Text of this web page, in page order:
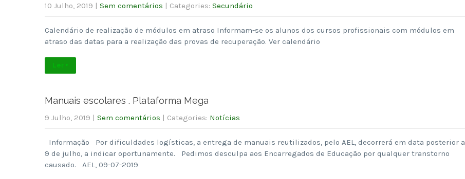
10 Julho, 2019 | Sem comentários | Categories: Secundário
Calendário de realização de módulos em atraso Informam-se os alunos dos cursos profissionais com módulos em
atraso das datas para a realização das provas de recuperação. Ver calendário
Ler +
Manuais escolares . Plataforma Mega
9 Julho, 2019 | Sem comentários | Categories: Notícias
Informação Por dificuldades logísticas, a entrega de manuais reutilizados, pelo AEL, decorrerá em data posterior a
9 de julho, a indicar oportunamente. Pedimos desculpa aos Encarregados de Educação por qualquer transtorno
causado. AEL, 09-07-2019